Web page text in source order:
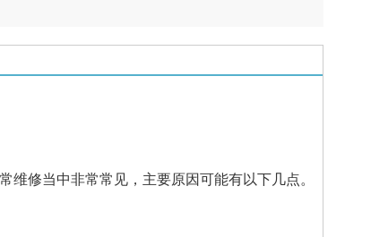
修当中非常常见，主要原因可能有以下几点。